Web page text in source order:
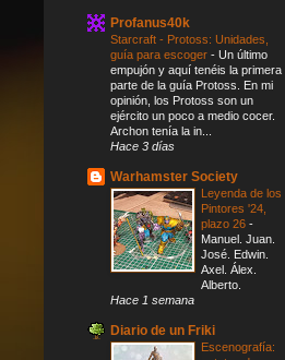
Profanus40k
Starcraft - Protoss: Unidades,
guía para escoger - Un último
empujón y aquí tenéis la primera
parte de la guía Protoss. En mi
opinión, los Protoss son un
ejército un poco a medio cocer.
Archon tenía la in...
Hace 3 días
Warhamster Society
Leyenda de los
Pintores '24,
plazo 26 -
Manuel. Juan.
José. Edwin.
Axel. Álex.
Alberto.
Hace 1 semana
Diario de un Friki
Escenografía: